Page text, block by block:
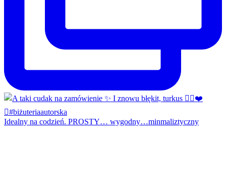
Idealny na codzień. PROSTY… wygodny…minmaliztyczny